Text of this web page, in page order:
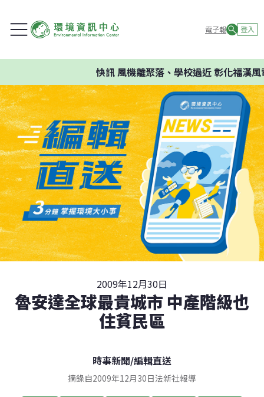
電子報 登入
快訊風機離聚落、學校過近 彰化福漢風
2009年12月30日
魯安達全球最貴城市 中產階級也
住貧民區
時事新聞/編輯直送
摘錄自2009年12月30日法新社報導